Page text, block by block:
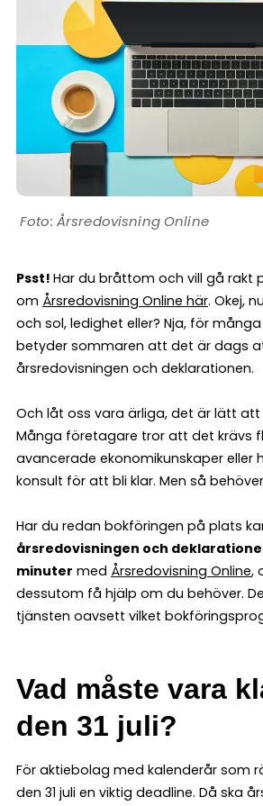
Årsredovisning Online
Psst! Har du bråttom och vill gå rakt
om Årsredovisning Online här. Okej,
och sol, ledighet eller? Nja, för
betyder sommaren att det är dags
årsredovisningen och deklarationen.
Och låt oss vara ärliga, det är lätt
Många företagare tror att det krävs
avancerade ekonomikunskaper eller
konsult för att bli klar. Men så
Har du redan bokföringen på plats
årsredovisningen och
minuter med Årsredovisning Online,
dessutom få hjälp om du behöver.
tjänsten oavsett vilket
Vad måste vara
den 31 juli?
För aktiebolag med kalenderår som
den 31 juli en viktig deadline. Då ska